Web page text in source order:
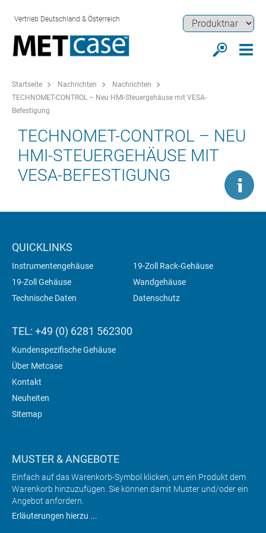
Vertrieb Deutschland & Österreich
Startseite Nachrichten
Nachrichten
TECHNOMET-CONTROL – Neu HMI-Steuergehäuse mit VESA-
Befestigung
TECHNOMET-CONTROL – NEU
HMI-STEUERGEHÄUSE MIT
VESA-BEFESTIGUNG
QUICKLINKS
Instrumentengehäuse
19-Zoll Rack-Gehäuse
19-Zoll Gehäuse
Wandgehäuse
Technische Daten
Datenschutz
TEL: +49 (0) 6281 562300
Kundenspezifische Gehäuse
Über Metcase
Kontakt
Neuheiten
Sitemap
MUSTER & ANGEBOTE
Einfach auf das Warenkorb-Symbol klicken, um ein Produkt dem
Warenkorb hinzuzufügen. Sie können damit Muster und/oder ein
Angebot anfordern.
Erläuterungen hierzu ...